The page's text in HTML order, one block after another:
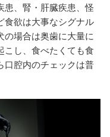
患、腎・肝臓疾患、怪
食欲は大事なシグナル
の場合は奥歯に大量に
こし、食べたくても食
口腔内のチェックは普